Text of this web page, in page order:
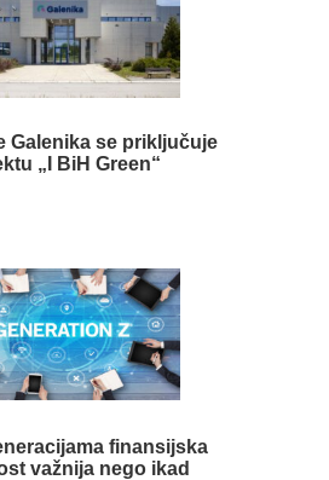
Galenika se priključuje
„I BiH Green“
finansijska
važnija nego ikad